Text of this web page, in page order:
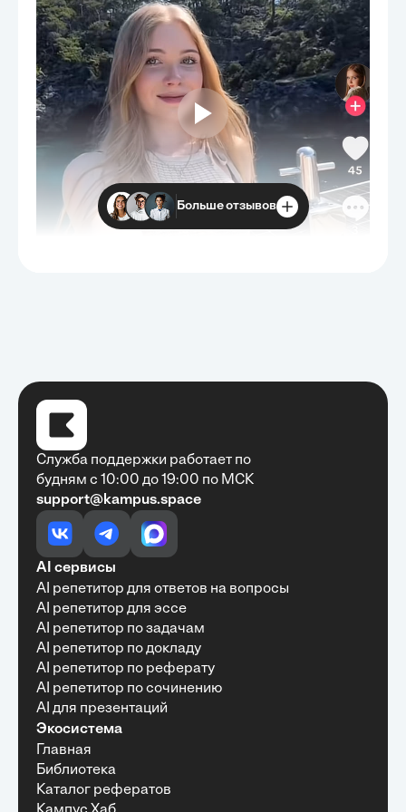
Очень быстро, недорого, качественно,
доступно
Алексей Антонов•27 мая, 2025
Обучение с Кампус Хаб — очень экономит
полезной информации. Рекомендую ...
Рекомендую Кампус АИ всем, кто хочет
учиться эффективно и с комфортом
Марина Щербакова
Пользуюсь сайтом Кампус АИ уже несколько
месяцев и хочу отметить высокий уровень
удобства и информативности. Платформа
отлично подходит как для самостоятельного
обучения, так и для профессионального
Больше отзывов
Служба поддержки работает по
будням с 10:00 до 19:00 по МСК
support@kampus.space
AI сервисы
AI репетитор для ответов на вопросы
AI репетитор для эссе
AI репетитор по задачам
AI репетитор по докладу
AI репетитор по реферату
AI репетитор по сочинению
AI для презентаций
Экосистема
Главная
Библиотека
Каталог рефератов